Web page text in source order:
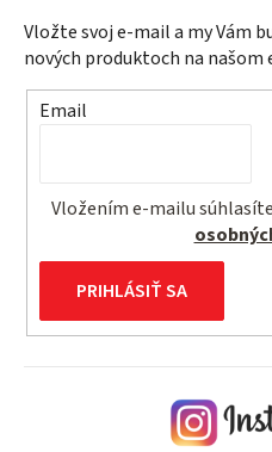
Vložte svoj e-mail a my Vám
nových produktoch na našom
Email
Vložením e-mailu
PRIHLÁSIŤ SA